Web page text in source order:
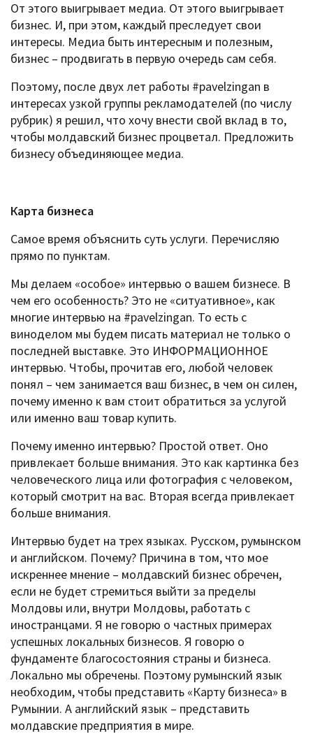
От этого выигрывает медиа. От этого выигрывает
бизнес. И, при этом, каждый преследует свои
интересы. Медиа быть интересным и полезным,
бизнес – продвигать в первую очередь сам себя.
Поэтому, после двух лет работы #pavelzingan в
интересах узкой группы рекламодателей (по числу
рубрик) я решил, что хочу внести свой вклад в то,
чтобы молдавский бизнес процветал. Предложить
бизнесу объединяющее медиа.
Карта бизнеса
Самое время объяснить суть услуги. Перечисляю
прямо по пунктам.
Мы делаем «особое» интервью о вашем бизнесе. В
чем его особенность? Это не «ситуативное», как
многие интервью на #pavelzingan. То есть с
виноделом мы будем писать материал не только о
последней выставке. Это ИНФОРМАЦИОННОЕ
интервью. Чтобы, прочитав его, любой человек
понял – чем занимается ваш бизнес, в чем он силен,
почему именно к вам стоит обратиться за услугой
или именно ваш товар купить.
Почему именно интервью? Простой ответ. Оно
привлекает больше внимания. Это как картинка без
человеческого лица или фотография с человеком,
который смотрит на вас. Вторая всегда привлекает
больше внимания.
Интервью будет на трех языках. Русском, румынском
и английском. Почему? Причина в том, что мое
искреннее мнение – молдавский бизнес обречен,
если не будет стремиться выйти за пределы
Молдовы или, внутри Молдовы, работать с
иностранцами. Я не говорю о частных примерах
успешных локальных бизнесов. Я говорю о
фундаменте благосостояния страны и бизнеса.
Локально мы обречены. Поэтому румынский язык
необходим, чтобы представить «Карту бизнеса» в
Румынии. А английский язык – представить
молдавские предприятия в мире.